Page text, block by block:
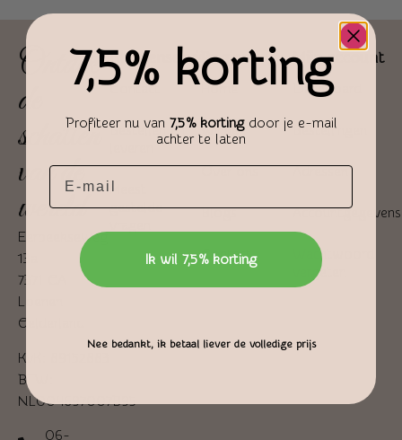
Ontdek
de
schatten
van de
wereld
Eerbeekseweg
13a
7371 CA
Loenen
Gelderland
KvK: 89152883
BTW:
NL004697007B95
06-
Klantenservice
Contact
Bestellen en
Meest
gestelde
Pagina's
Home
Winkel
Over ons
Blogs
Contact
Mijn account
Dashboard
Bestellingen
Adressen
Accountgegevens
Wachtwoord
vergeten
7,5% korting
Profiteer nu van 7,5% kortingdoor je e-mail
achter te laten
Email
Ik wil 7,5% korting
Nee bedankt, ik betaal liever de volledige prijs